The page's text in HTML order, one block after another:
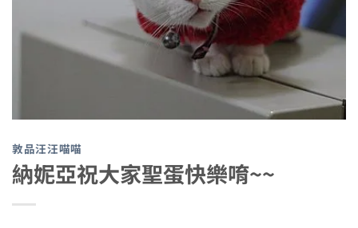
敦品汪汪喵喵
納妮亞祝大家聖蛋快樂唷~~